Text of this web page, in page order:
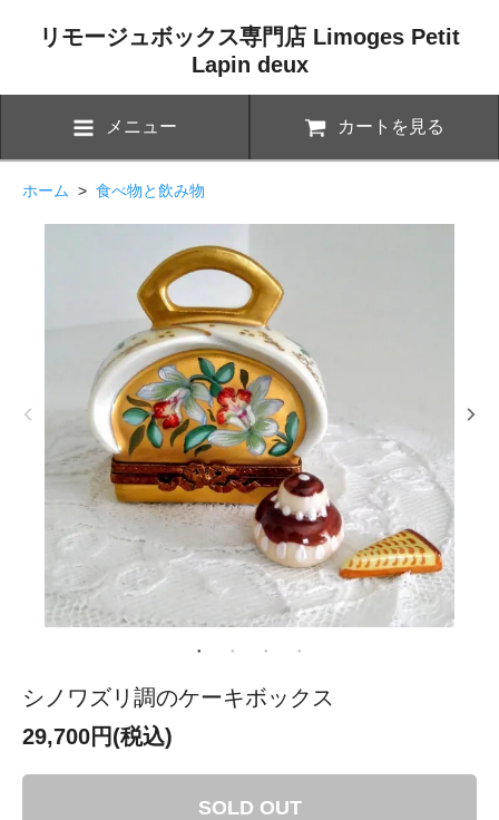
リモージュボックス専門店 Limoges Petit
Lapin deux
メニュー カートを見る
ホーム > 食べ物と飲み物
シノワズリ調のケーキボックス
29,700円(税込)
SOLD OUT